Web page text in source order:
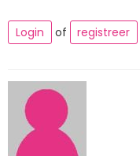
Login of registreer